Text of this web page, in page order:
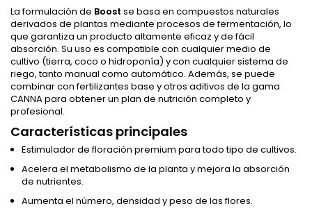
La formulación de Boost se basa en compuestos naturales
derivados de plantas mediante procesos de fermentación, lo
que garantiza un producto altamente eficaz y de fácil
absorción. Su uso es compatible con cualquier medio de
cultivo (tierra, coco o hidroponía) y con cualquier sistema de
riego, tanto manual como automático. Además, se puede
combinar con fertilizantes base y otros aditivos de la gama
CANNA para obtener un plan de nutrición completo y
profesional.
Características principales
Estimulador de floración premium para todo tipo de cultivos.
Acelera el metabolismo de la planta y mejora la absorción
de nutrientes.
Aumenta el número, densidad y peso de las flores.